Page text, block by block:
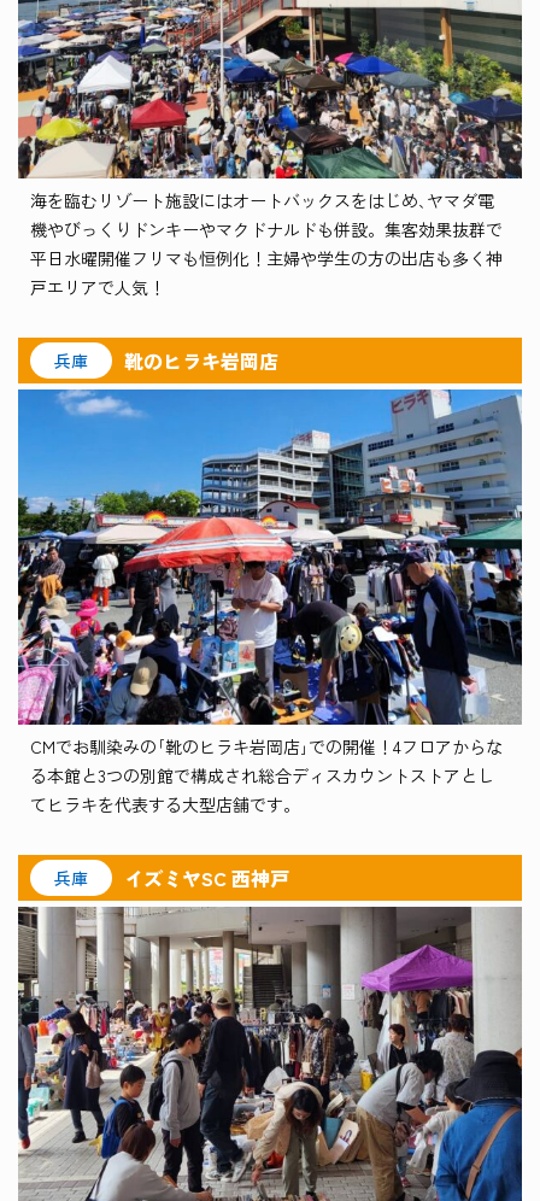
海を臨むリゾート施設にはオートバックスをはじめ､ヤマダ電
機やびっくりドンキーやマクドナルドも併設。集客効果抜群で
平日水曜開催フリマも恒例化！主婦や学生の方の出店も多く神
戸エリアで人気！
兵庫 靴のヒラキ岩岡店
CMでお馴染みの｢靴のヒラキ岩岡店｣での開催！4フロアからな
る本館と3つの別館で構成され総合ディスカウントストアとし
てヒラキを代表する大型店舗です。
兵庫 イズミヤSC 西神戸